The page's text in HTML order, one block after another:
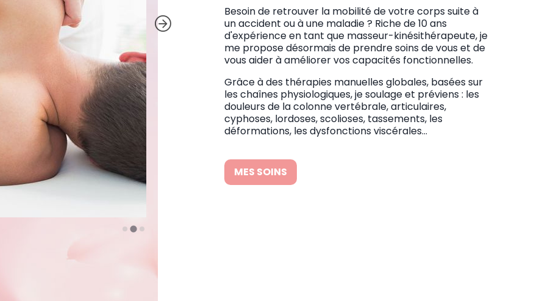
Besoin de retrouver la mobilité de votre corps suite à
un accident ou à une maladie ? Riche de 10 ans
d'expérience en tant que masseur-kinésithérapeute, je
me propose désormais de prendre soins de vous et de
vous aider à améliorer vos capacités fonctionnelles.
Grâce à des thérapies manuelles globales, basées sur
les chaînes physiologiques, je soulage et préviens : les
douleurs de la colonne vertébrale, articulaires,
cyphoses, lordoses, scolioses, tassements, les
déformations, les dysfonctions viscérales…
MES SOINS